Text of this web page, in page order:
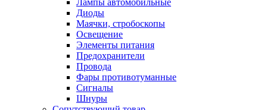
Лампы автомобильные
Диоды
Маячки, стробоскопы
Освещение
Элементы питания
Предохранители
Провода
Фары противотуманные
Сигналы
Шнуры